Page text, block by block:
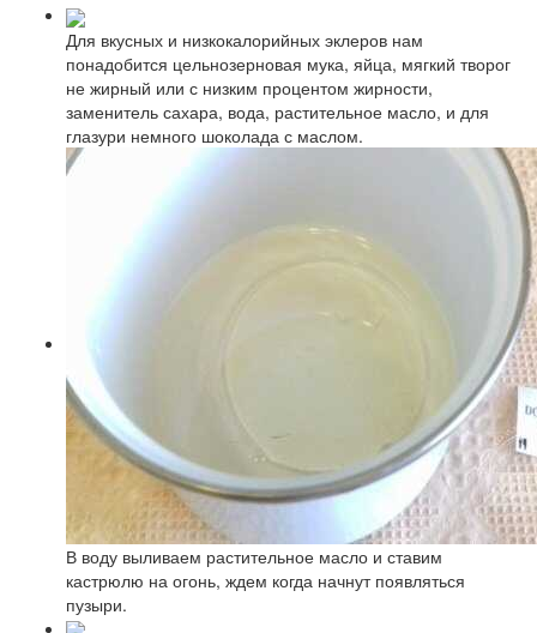
Для вкусных и низкокалорийных эклеров нам
понадобится цельнозерновая мука, яйца, мягкий творог
не жирный или с низким процентом жирности,
заменитель сахара, вода, растительное масло, и для
глазури немного шоколада с маслом.
В воду выливаем растительное масло и ставим
кастрюлю на огонь, ждем когда начнут появляться
пузыри.